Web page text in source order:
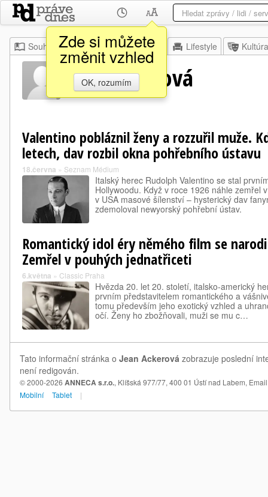
Zde si můžete
změnit vzhled
OK, rozumím
Souhrn Moje Z domova Lifestyle Kultúra
Jean Ackerová
Valentino pobláznil ženy a rozzuřil muže.
letech, dav rozbil okna pohřebního ústavu
18.června » Seznam Médium
Italský herec Rudolph Valentino se stal
Hollywoodu. Když v roce 1926 náhle zemřel
v USA masové šílenství – hysterický dav
zdemoloval newyorský pohřební ústav.
Romantický idol éry němého film se
Zemřel v pouhých jednatřiceti
6.května » Classic Praha
Hvězda 20. let 20. století, italsko-americký
prvním představitelem romantického a
tomu především jeho exotický vzhled a
očí. Ženy ho zbožňovali, muži se mu c…
Tato informační stránka o Jean Ackerová zobrazuje poslední
není redigován.
© 2000-2026 ANNECA s.r.o., Klíšská 977/77, 400 01 Ústí nad Labem,
Mobilní
Tablet |